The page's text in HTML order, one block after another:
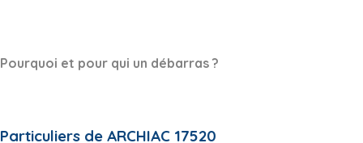
Pourquoi et pour qui un débarras ?
Particuliers de ARCHIAC 17520